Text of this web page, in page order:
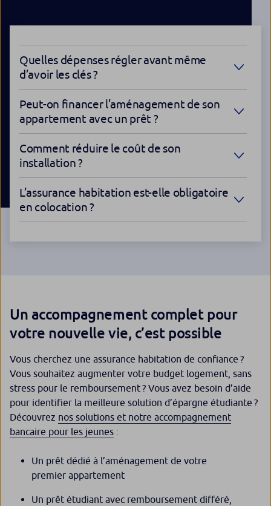
Quelles dépenses régler avant même
d’avoir les clés ?
Peut-on financer l’aménagement de son
appartement avec un prêt ?
Comment réduire le coût de son
installation ?
L’assurance habitation est-elle obligatoire
en colocation ?
Un accompagnement complet pour
votre nouvelle vie, c’est possible
Vous cherchez une assurance habitation de confiance ?
Vous souhaitez augmenter votre budget logement, sans
stress pour le remboursement ? Vous avez besoin d’aide
pour identifier la meilleure solution d’épargne étudiante ?
Découvrez nos solutions et notre accompagnement
bancaire pour les jeunes :
Un prêt dédié à l’aménagement de votre
premier appartement
Un prêt étudiant avec remboursement différé,